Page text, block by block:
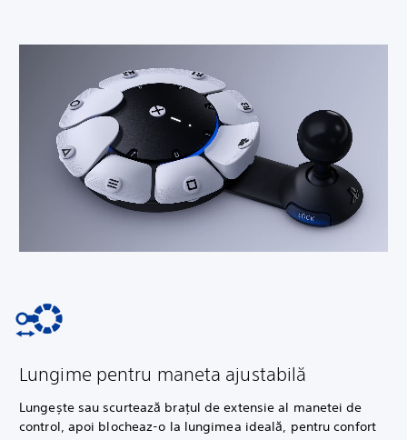
Lungime pentru maneta ajustabilă
Lungește sau scurtează brațul de extensie al manetei de
control, apoi blocheaz-o la lungimea ideală, pentru confort